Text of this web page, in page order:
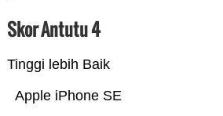
Skor Antutu 4
Tinggi lebih Baik
Apple iPhone SE